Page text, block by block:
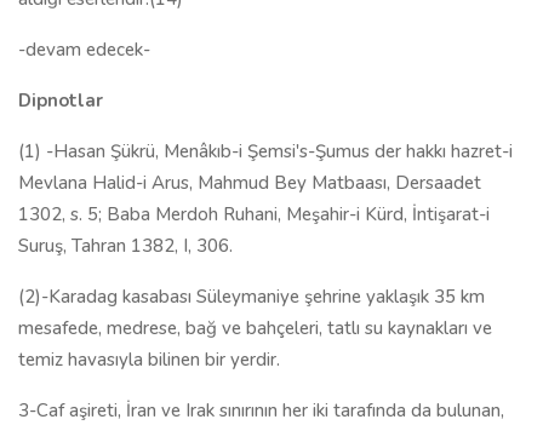
-devam edecek-
Dipnotlar
(1) -Hasan Şükrü, Menâkıb-i Şemsi's-Şumus der hakkı hazret-i
Mevlana Halid-i Arus, Mahmud Bey Matbaası, Dersaadet
1302, s. 5; Baba Merdoh Ruhani, Meşahir-i Kürd, İntişarat-i
Suruş, Tahran 1382, I, 306.
(2)-Karadag kasabası Süleymaniye şehrine yaklaşık 35 km
mesafede, medrese, bağ ve bahçeleri, tatlı su kaynakları ve
temiz havasıyla bilinen bir yerdir.
3-Caf aşireti, İran ve Irak sınırının her iki tarafında da bulunan,